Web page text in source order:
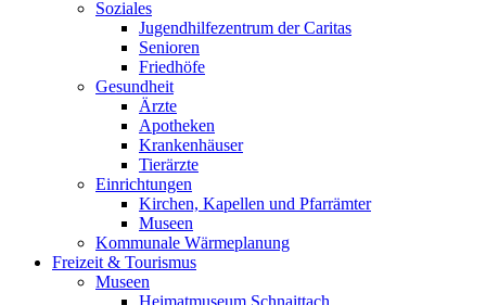
Soziales
Jugendhilfezentrum der Caritas
Senioren
Friedhöfe
Gesundheit
Ärzte
Apotheken
Krankenhäuser
Tierärzte
Einrichtungen
Kirchen, Kapellen und Pfarrämter
Museen
Kommunale Wärmeplanung
Freizeit & Tourismus
Museen
Heimatmuseum Schnaittach